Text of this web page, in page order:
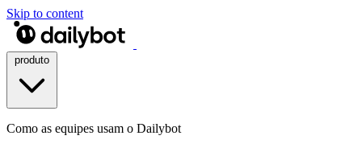
Skip to content
Como as equipes usam o Dailybot